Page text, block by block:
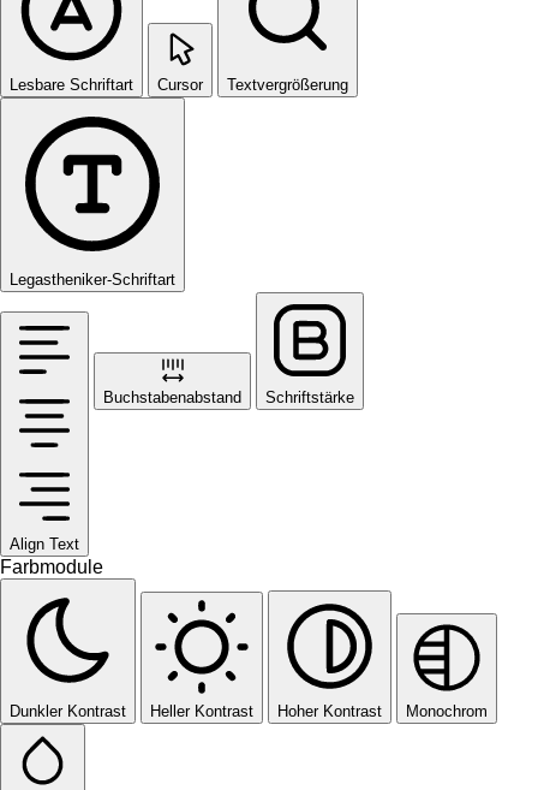
Lesbare Schriftart Cursor Textvergrößerung
Legastheniker-Schriftart
Align Text
Buchstabenabstand Schriftstärke
Farbmodule
Dunkler Kontrast Heller Kontrast Hoher Kontrast Monochrom